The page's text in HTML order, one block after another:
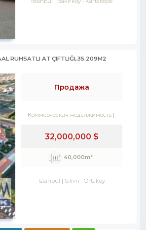
RUHSATLI AT ÇIFTLIĞI,35.209M2
Продажа
Коммерческая недвижимость
32,000,000 $
40,000m²
Istanbul Silivri -Ortaköy